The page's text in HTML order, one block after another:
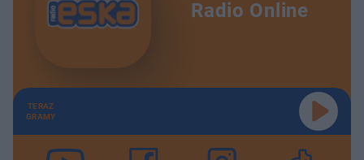
Radio Online
TERAZ
GRAMY